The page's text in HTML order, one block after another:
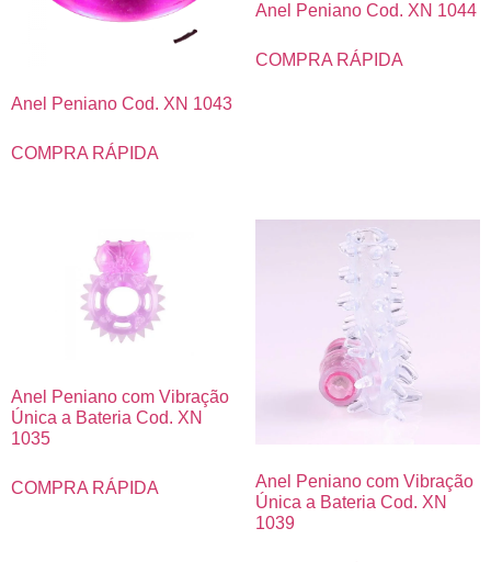
Anel Peniano Cod. XN 1043
COMPRA RÁPIDA
Anel Peniano Cod. XN 1044
COMPRA RÁPIDA
Anel Peniano com Vibração
Única a Bateria Cod. XN
1035
COMPRA RÁPIDA
Anel Peniano com Vibração
Única a Bateria Cod. XN
1039